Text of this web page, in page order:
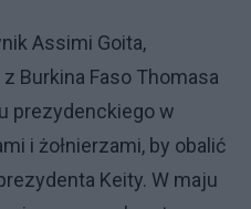
Assimi Goita,
Burkina Faso Thomasa
prezydenckiego w
i żołnierzami, by obalić
Keity. W maju